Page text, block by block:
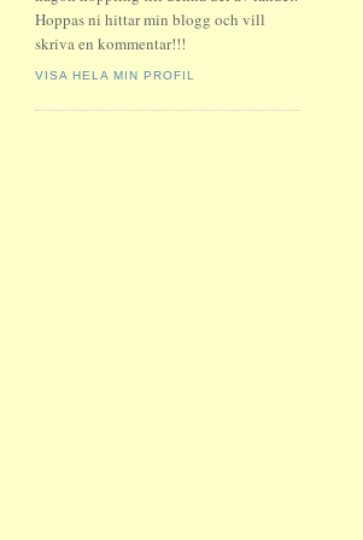
Hoppas ni hittar min blogg och vill
skriva en kommentar!!!
VISA HELA MIN PROFIL